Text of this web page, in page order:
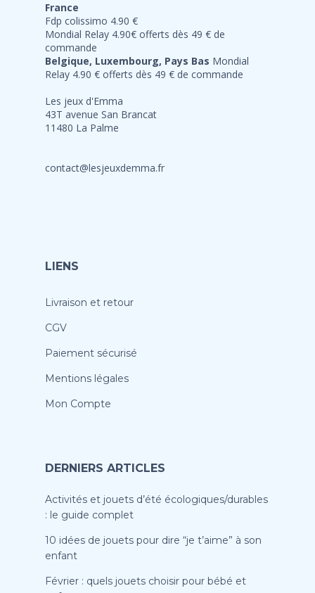
France
Fdp colissimo 4.90 €
Mondial Relay 4.90€ offerts dès 49 € de
commande
Belgique, Luxembourg, Pays Bas Mondial
Relay 4.90 € offerts dès 49 € de commande
Les jeux d'Emma
43T avenue San Brancat
11480 La Palme
contact@lesjeuxdemma.fr
LIENS
Livraison et retour
CGV
Paiement sécurisé
Mentions légales
Mon Compte
DERNIERS ARTICLES
Activités et jouets d’été écologiques/durables
: le guide complet
10 idées de jouets pour dire “je t’aime” à son
enfant
Février : quels jouets choisir pour bébé et